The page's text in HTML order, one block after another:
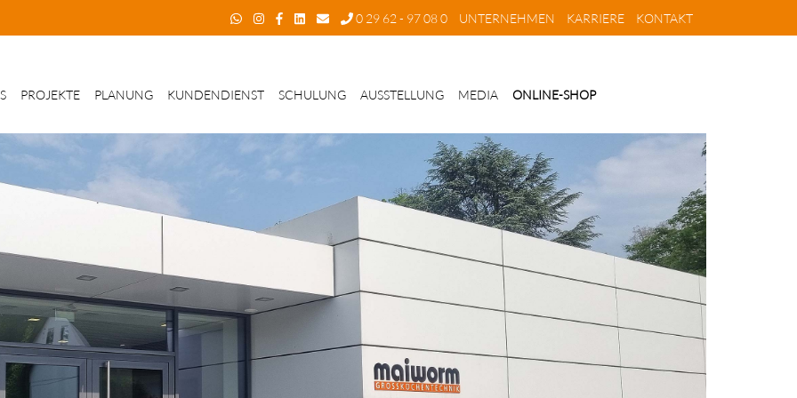
0 29 62 - 97 08 0 UNTERNEHMEN KARRIERE KONTAKT
PROJEKTE PLANUNG KUNDENDIENST SCHULUNG AUSSTELLUNG MEDIA ONLINE-SHOP